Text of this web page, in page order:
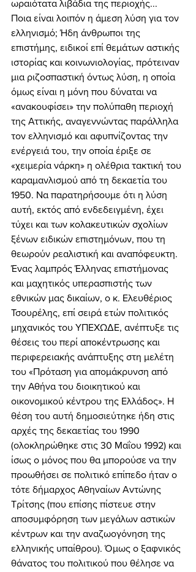
ωραιότατα λιβάδια της περιοχής...
Ποια είναι λοιπόν η άμεση λύση για τον
ελληνισμό; Ήδη άνθρωποι της
επιστήμης, ειδικοί επί θεμάτων αστικής
ιστορίας και κοινωνιολογίας, πρότειναν
μια ριζοσπαστική όντως λύση, η οποία
όμως είναι η μόνη που δύναται να
«ανακουφίσει» την πολύπαθη περιοχή
της Αττικής, αναγεννώντας παράλληλα
τον ελληνισμό και αφυπνίζοντας την
ενέργειά του, την οποία έριξε σε
«χειμερία νάρκη» η ολέθρια τακτική του
καραμανλισμού από τη δεκαετία του
1950. Να παρατηρήσουμε ότι η λύση
αυτή, εκτός από ενδεδειγμένη, έχει
τύχει και των κολακευτικών σχολίων
ξένων ειδικών επιστημόνων, που τη
θεωρούν ρεαλιστική και αναπόφευκτη.
Ένας λαμπρός Έλληνας επιστήμονας
και μαχητικός υπερασπιστής των
εθνικών μας δικαίων, ο κ. Ελευθέριος
Τσουρέλης, επί σειρά ετών πολιτικός
μηχανικός του ΥΠΕΧΩΔΕ, ανέπτυξε τις
θέσεις του περί αποκέντρωσης και
περιφερειακής ανάπτυξης στη μελέτη
του «Πρόταση για απομάκρυνση από
την Αθήνα του διοικητικού και
οικονομικού κέντρου της Ελλάδος». Η
θέση του αυτή δημοσιεύτηκε ήδη στις
αρχές της δεκαετίας του 1990
(ολοκληρώθηκε στις 30 Μαΐου 1992) και
ίσως ο μόνος που θα μπορούσε να την
προωθήσει σε πολιτικό επίπεδο ήταν ο
τότε δήμαρχος Αθηναίων Αντώνης
Τρίτσης (που επίσης πίστευε στην
αποσυμφόρηση των μεγάλων αστικών
κέντρων και την αναζωογόνηση της
ελληνικής υπαίθρου). Όμως ο ξαφνικός
θάνατος του πολιτικού που θέλησε να